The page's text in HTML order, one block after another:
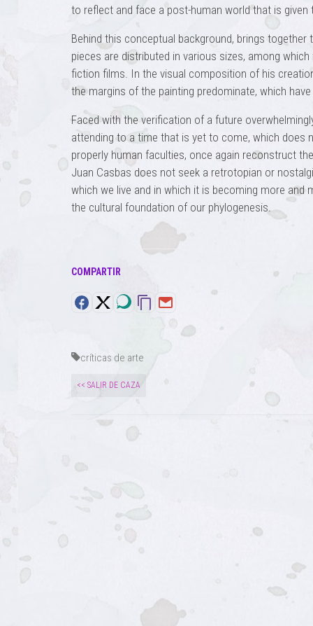
to reflect and face a post-human world that is
Behind this conceptual background, brings
pieces are distributed in various sizes, among
fiction films. In the visual composition of his
the margins of the painting predominate, which
Faced with the verification of a future
attending to a time that is yet to come, which does
properly human faculties, once again reconstruct
Juan Casbas does not seek a retrotopian or
which we live and in which it is becoming more and
the cultural foundation of our phylogenesis.
COMPARTIR
críticas de arte
<< SALIR DE CAZA